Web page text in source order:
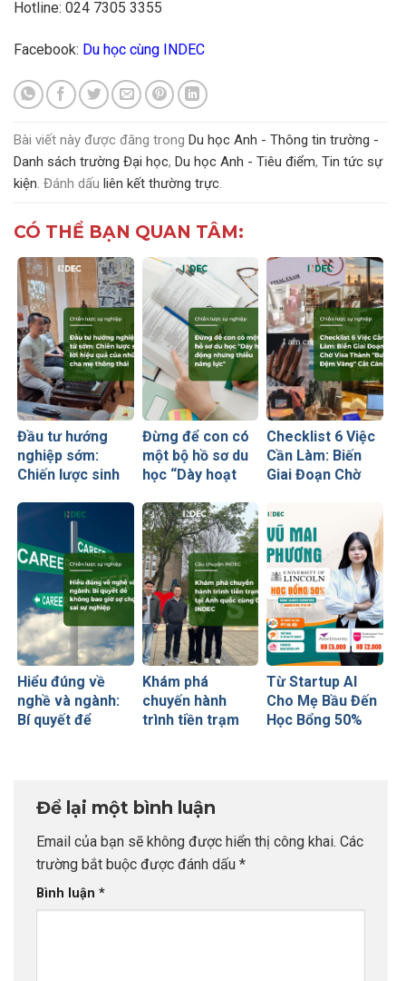
Hotline: 024 7305 3355
Facebook: Du học cùng INDEC
Bài viết này được đăng trong Du học Anh - Thông tin trường -
Danh sách trường Đại học, Du học Anh - Tiêu điểm, Tin tức sự
kiện. Đánh dấu liên kết thường trực.
CÓ THỂ BẠN QUAN TÂM:
Đầu tư hướng
nghiệp sớm:
Chiến lược sinh
của những cha
Đừng để con có
một bộ hồ sơ du
học “Dày hoạt
thiếu năng lực”
Checklist 6 Việc
Cần Làm: Biến
Giai Đoạn Chờ
“Bước Đệm
Vàng” Cất Cánh
Hiểu đúng về
nghề và ngành:
Bí quyết để
Khám phá
chuyến hành
trình tiền trạm
Từ Startup AI
Cho Mẹ Bầu Đến
Học Bổng 50%
Để lại một bình luận
Email của bạn sẽ không được hiển thị công khai. Các
trường bắt buộc được đánh dấu *
Bình luận *